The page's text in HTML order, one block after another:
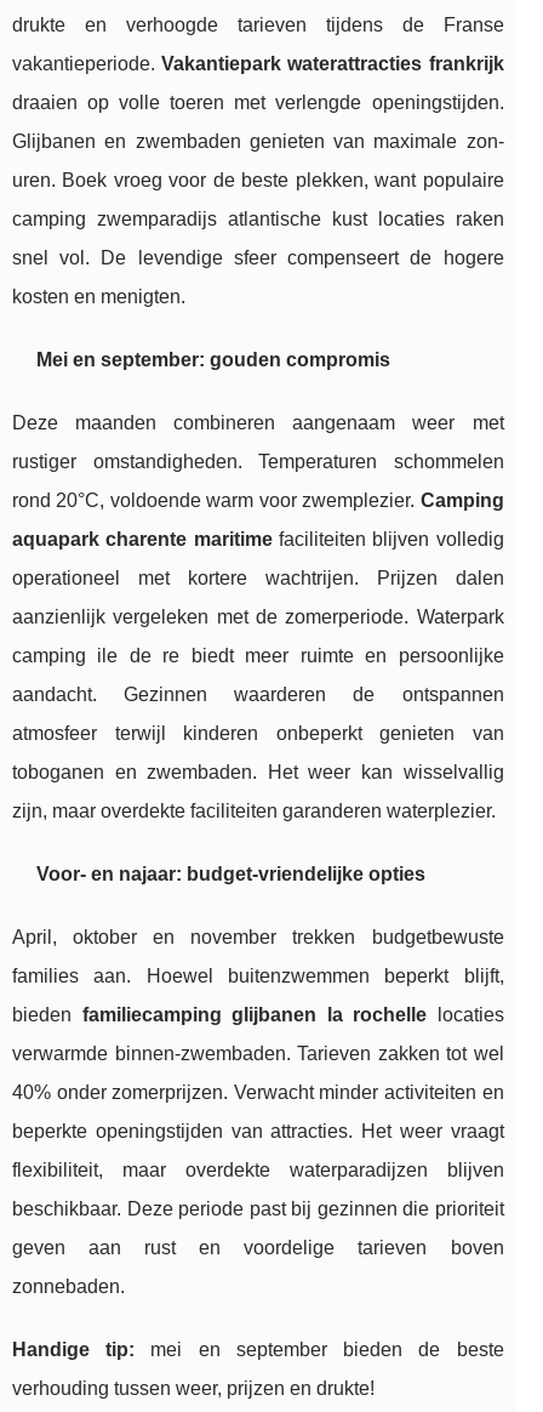
drukte en verhoogde tarieven tijdens de Franse
vakantieperiode.Vakantiepark waterattracties frankrijk
draaien op volle toeren met verlengde openingstijden.
Glijbanen en zwembaden genieten van maximale zon-
uren. Boek vroeg voor de beste plekken, want populaire
camping zwemparadijs atlantische kust locaties raken
snel vol. De levendige sfeer compenseert de hogere
kosten en menigten.
Mei en september: gouden compromis
Deze maanden combineren aangenaam weer met
rustiger omstandigheden. Temperaturen schommelen
rond 20°C, voldoende warm voor zwemplezier. Camping
aquapark charente maritimefaciliteiten blijven volledig
operationeel met kortere wachtrijen. Prijzen dalen
aanzienlijk vergeleken met de zomerperiode. Waterpark
camping ile de re biedt meer ruimte en persoonlijke
aandacht. Gezinnen waarderen de ontspannen
atmosfeer terwijl kinderen onbeperkt genieten van
toboganen en zwembaden. Het weer kan wisselvallig
zijn, maar overdekte faciliteiten garanderen waterplezier.
Voor- en najaar: budget-vriendelijke opties
April, oktober en november trekken budgetbewuste
families aan. Hoewel buitenzwemmen beperkt blijft,
bieden familiecamping glijbanen la rochelle locaties
verwarmde binnen-zwembaden. Tarieven zakken tot wel
40% onder zomerprijzen. Verwacht minder activiteiten en
beperkte openingstijden van attracties. Het weer vraagt
flexibiliteit, maar overdekte waterparadijzen blijven
beschikbaar. Deze periode past bij gezinnen die prioriteit
geven aan rust en voordelige tarieven boven
zonnebaden.
Handige tip: mei en september bieden de beste
verhouding tussen weer, prijzen en drukte!